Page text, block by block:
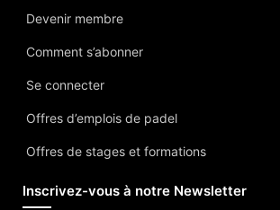
Devenir membre
Comment s’abonner
Se connecter
Offres d’emplois de padel
Offres de stages et formations
Inscrivez-vous à notre Newsletter